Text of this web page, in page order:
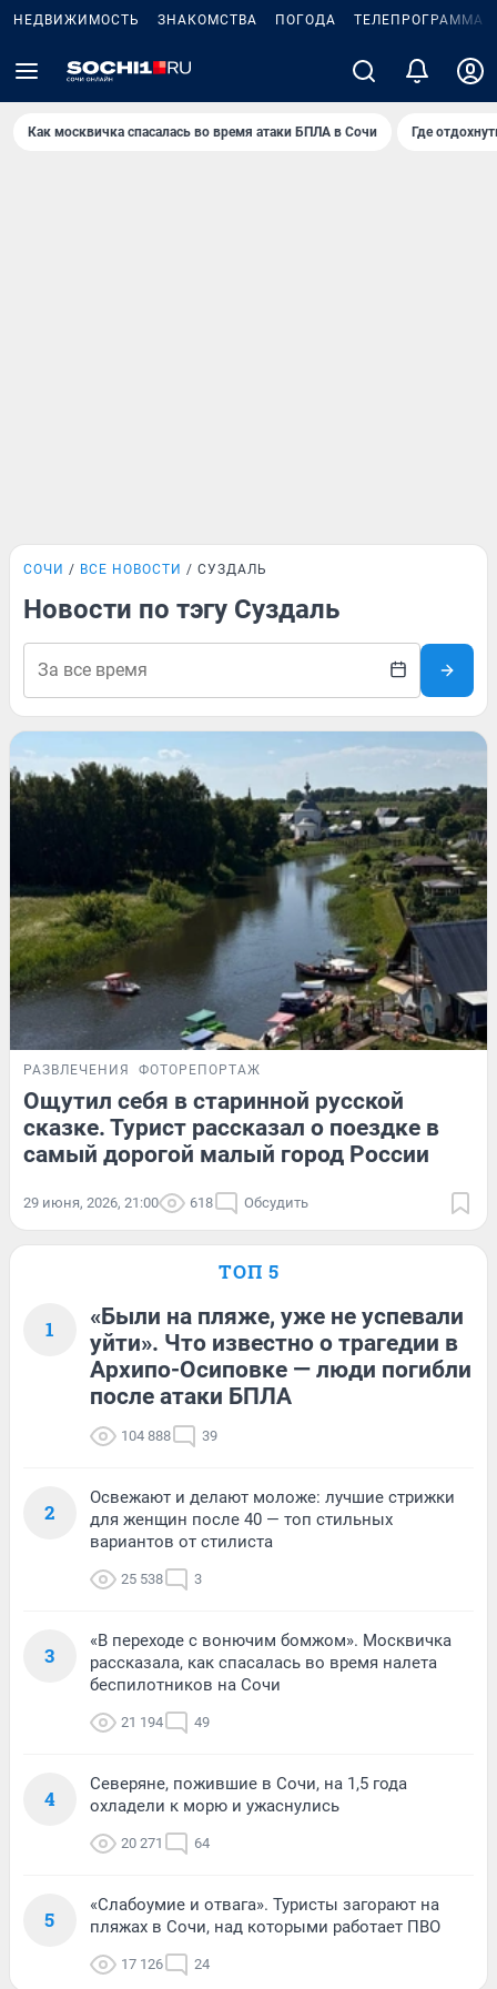
НЕДВИЖИМОСТЬ ЗНАКОМСТВА ПОГОДА ТЕЛЕПРОГРАММА
Как москвичка спасалась во время атаки БПЛА в Сочи Где
СОЧИ ВСЕ НОВОСТИ СУЗДАЛЬ
Новости по тэгу Суздаль
РАЗВЛЕЧЕНИЯ ФОТОРЕПОРТАЖ
Ощутил себя в старинной русской
сказке. Турист рассказал о поездке в
самый дорогой малый город России
29 июня, 2026, 21:00 618 Обсудить
ТОП 5
1
«Были на пляже, уже не успевали
уйти». Что известно о трагедии в
Архипо-Осиповке — люди погибли
после атаки БПЛА
104 888 39
2
Освежают и делают моложе: лучшие стрижки
для женщин после 40 — топ стильных
вариантов от стилиста
25 538 3
3
«В переходе с вонючим бомжом». Москвичка
рассказала, как спасалась во время налета
беспилотников на Сочи
21 194 49
4
Северяне, пожившие в Сочи, на 1,5 года
охладели к морю и ужаснулись
20 271 64
5
«Слабоумие и отвага». Туристы загорают на
пляжах в Сочи, над которыми работает ПВО
17 126 24